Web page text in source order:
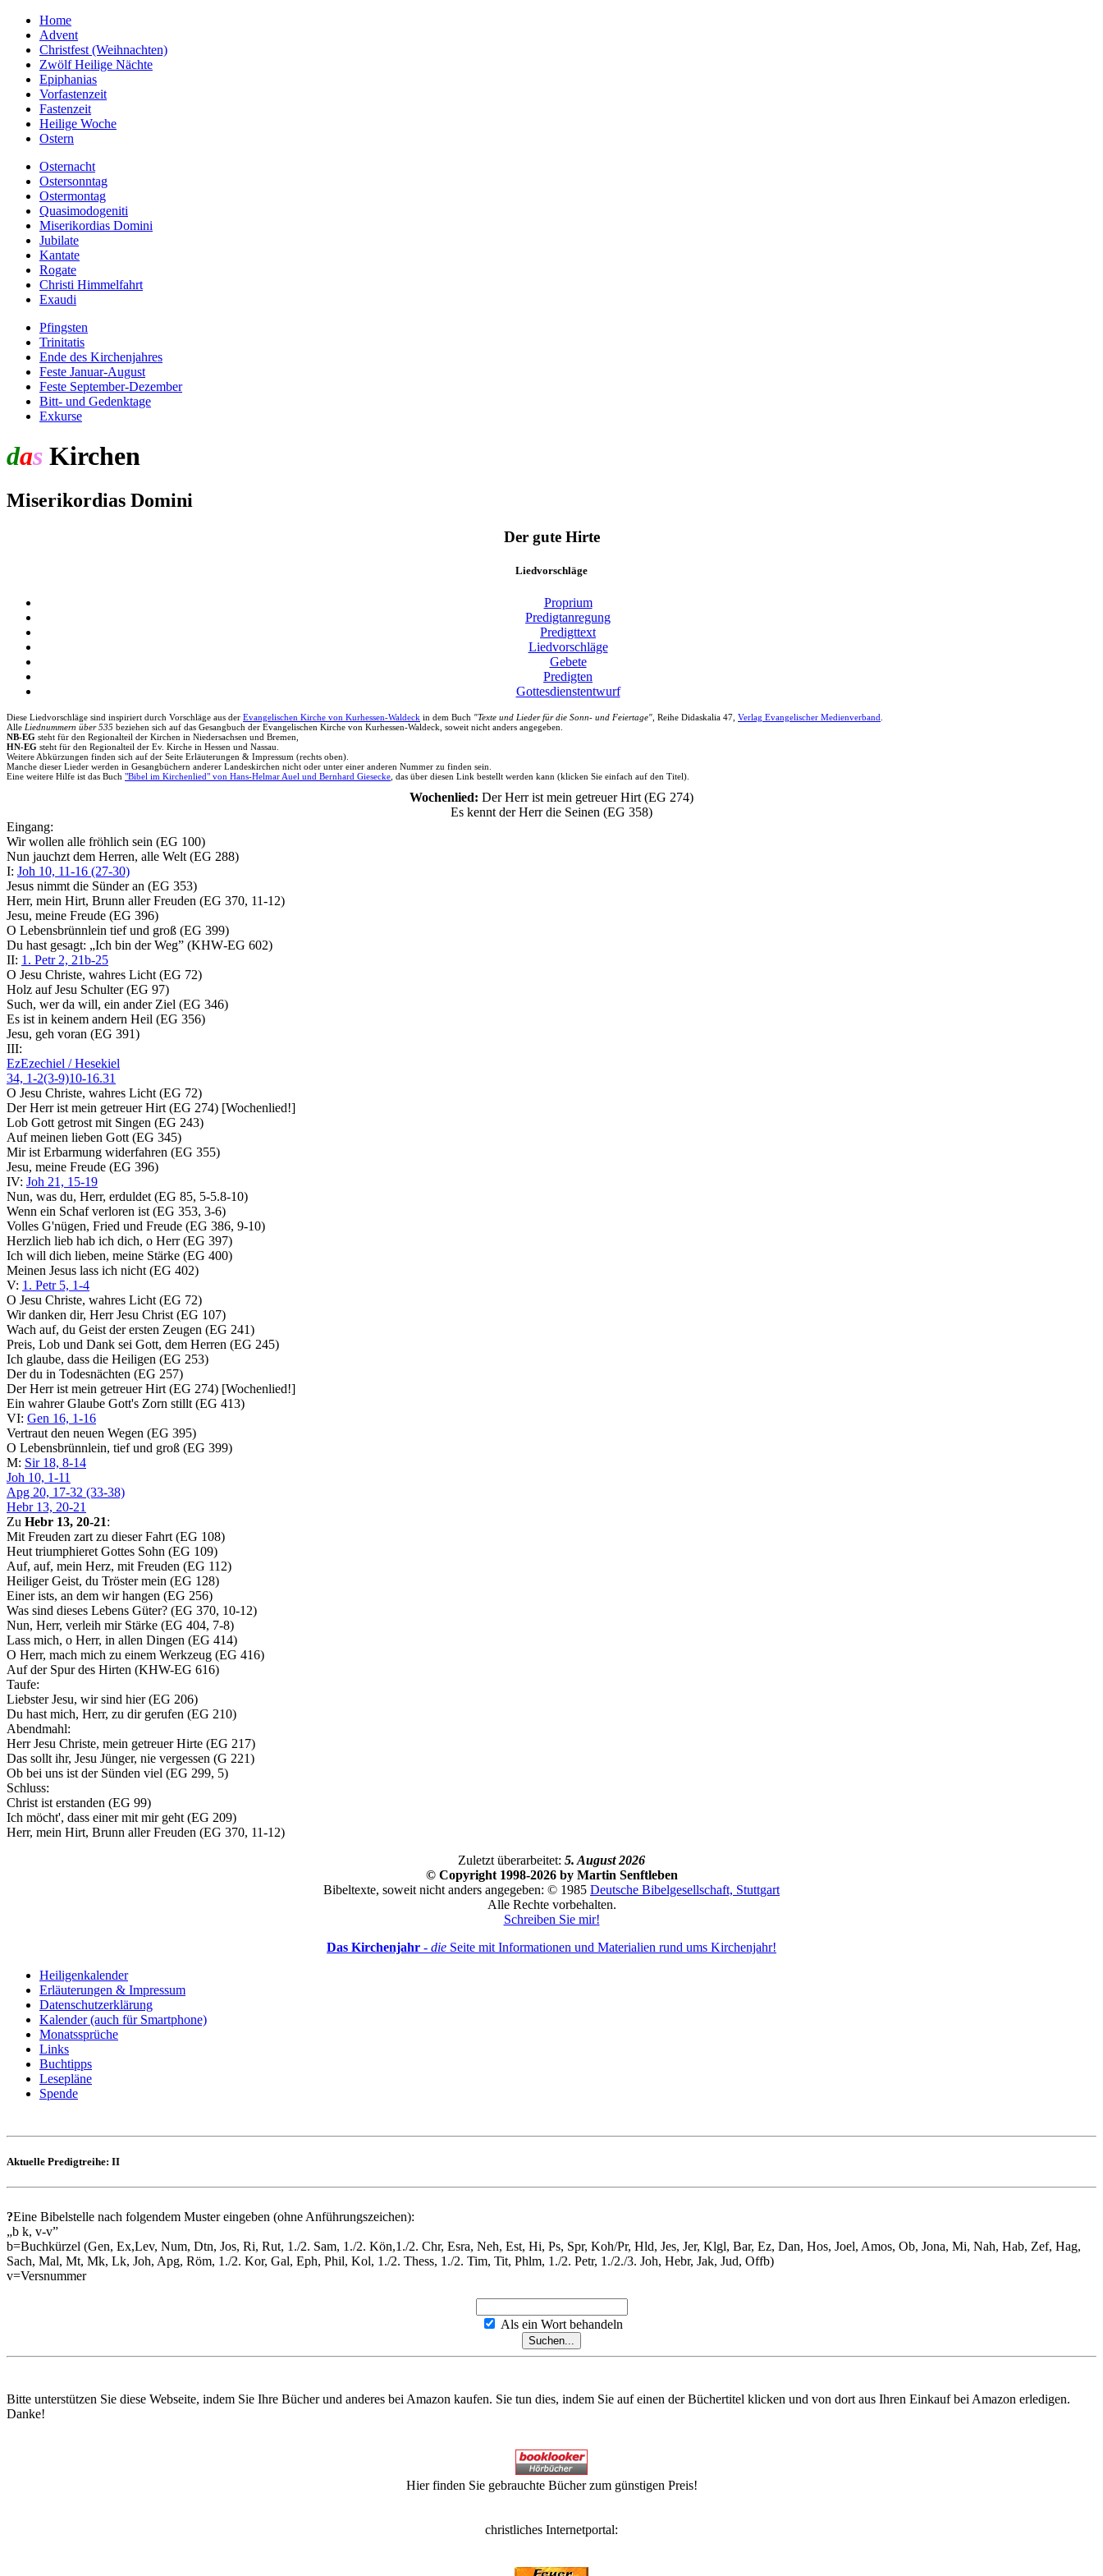
Home
Advent
Christfest (Weihnachten)
Zwölf Heilige Nächte
Epiphanias
Vorfastenzeit
Fastenzeit
Heilige Woche
Ostern
Osternacht
Ostersonntag
Ostermontag
Quasimodogeniti
Miserikordias Domini
Jubilate
Kantate
Rogate
Christi Himmelfahrt
Exaudi
Pfingsten
Trinitatis
Ende des Kirchenjahres
Feste Januar-August
Feste September-Dezember
Bitt- und Gedenktage
Exkurse
das Kirchen
Miserikordias Domini
Der gute Hirte
Liedvorschläge
Proprium
Predigtanregung
Predigttext
Liedvorschläge
Gebete
Predigten
Gottesdienstentwurf
Diese Liedvorschläge sind inspiriert durch Vorschläge aus der Evangelischen Kirche von Kurhessen-Waldeck in dem Buch "Texte und Lieder für die Sonn- und Feiertage" , Reihe Didaskalia 47, Verlag Evangelischer Medienverband
Alle Liednummern über 535 beziehen sich auf das Gesangbuch der Evangelischen Kirche von Kurhessen-Waldeck, soweit nicht anders angegeben.
NB-EG steht für den Regionalteil der Kirchen in Niedersachsen und Bremen,
HN-EG steht für den Regionalteil der Ev. Kirche in Hessen und Nassau.
Weitere Abkürzungen finden sich auf der Seite Erläuterungen & Impressum (rechts oben).
Manche dieser Lieder werden in Gesangbüchern anderer Landeskirchen nicht oder unter einer anderen Nummer zu finden sein.
Eine weitere Hilfe ist das Buch "Bibel im Kirchenlied" von Hans-Helmar Auel und Bernhard Giesecke , das über diesen Link bestellt werden kann (klicken Sie einfach auf den Titel).
Wochenlied: Der Herr ist mein getreuer Hirt (EG 274)
Es kennt der Herr die Seinen (EG 358)
Eingang:
Wir wollen alle fröhlich sein (EG 100)
Nun jauchzt dem Herren, alle Welt (EG 288)
I: Joh 10, 11-16 (27-30)
Jesus nimmt die Sünder an (EG 353)
Herr, mein Hirt, Brunn aller Freuden (EG 370, 11-12)
Jesu, meine Freude (EG 396)
O Lebensbrünnlein tief und groß (EG 399)
Du hast gesagt: „Ich bin der Weg” (KHW-EG 602)
II: 1. Petr 2, 21b-25
O Jesu Christe, wahres Licht (EG 72)
Holz auf Jesu Schulter (EG 97)
Such, wer da will, ein ander Ziel (EG 346)
Es ist in keinem andern Heil (EG 356)
Jesu, geh voran (EG 391)
III:
EzEzechiel / Hesekiel
34, 1-2(3-9)10-16.31
O Jesu Christe, wahres Licht (EG 72)
Der Herr ist mein getreuer Hirt (EG 274) [Wochenlied!]
Lob Gott getrost mit Singen (EG 243)
Auf meinen lieben Gott (EG 345)
Mir ist Erbarmung widerfahren (EG 355)
Jesu, meine Freude (EG 396)
IV: Joh 21, 15-19
Nun, was du, Herr, erduldet (EG 85, 5-5.8-10)
Wenn ein Schaf verloren ist (EG 353, 3-6)
Volles G'nügen, Fried und Freude (EG 386, 9-10)
Herzlich lieb hab ich dich, o Herr (EG 397)
Ich will dich lieben, meine Stärke (EG 400)
Meinen Jesus lass ich nicht (EG 402)
V: 1. Petr 5, 1-4
O Jesu Christe, wahres Licht (EG 72)
Wir danken dir, Herr Jesu Christ (EG 107)
Wach auf, du Geist der ersten Zeugen (EG 241)
Preis, Lob und Dank sei Gott, dem Herren (EG 245)
Ich glaube, dass die Heiligen (EG 253)
Der du in Todesnächten (EG 257)
Der Herr ist mein getreuer Hirt (EG 274) [Wochenlied!]
Ein wahrer Glaube Gott's Zorn stillt (EG 413)
VI: Gen 16, 1-16
Vertraut den neuen Wegen (EG 395)
O Lebensbrünnlein, tief und groß (EG 399)
M: Sir 18, 8-14
Joh 10, 1-11
Apg 20, 17-32 (33-38)
Hebr 13, 20-21
Zu Hebr 13, 20-21:
Mit Freuden zart zu dieser Fahrt (EG 108)
Heut triumphieret Gottes Sohn (EG 109)
Auf, auf, mein Herz, mit Freuden (EG 112)
Heiliger Geist, du Tröster mein (EG 128)
Einer ists, an dem wir hangen (EG 256)
Was sind dieses Lebens Güter? (EG 370, 10-12)
Nun, Herr, verleih mir Stärke (EG 404, 7-8)
Lass mich, o Herr, in allen Dingen (EG 414)
O Herr, mach mich zu einem Werkzeug (EG 416)
Auf der Spur des Hirten (KHW-EG 616)
Taufe:
Liebster Jesu, wir sind hier (EG 206)
Du hast mich, Herr, zu dir gerufen (EG 210)
Abendmahl:
Herr Jesu Christe, mein getreuer Hirte (EG 217)
Das sollt ihr, Jesu Jünger, nie vergessen (G 221)
Ob bei uns ist der Sünden viel (EG 299, 5)
Schluss:
Christ ist erstanden (EG 99)
Ich möcht', dass einer mit mir geht (EG 209)
Herr, mein Hirt, Brunn aller Freuden (EG 370, 11-12)
Zuletzt überarbeitet: 5. August 2026
© Copyright 1998-2026 by Martin Senftleben
Bibeltexte, soweit nicht anders angegeben: © 1985 Deutsche Bibelgesellschaft, Stuttgart
Alle Rechte vorbehalten.
Schreiben Sie mir!
Das Kirchenjahr - die Seite mit Informationen und Materialien rund ums Kirchenjahr!
Heiligenkalender
Erläuterungen & Impressum
Datenschutzerklärung
Kalender (auch für Smartphone)
Monatssprüche
Links
Buchtipps
Lesepläne
Spende
Aktuelle Predigtreihe: II
?Eine Bibelstelle nach folgendem Muster eingeben (ohne Anführungszeichen):
„b k, v-v”
b=Buchkürzel (Gen, Ex,Lev, Num, Dtn, Jos, Ri, Rut, 1./2. Sam, 1./2. Kön,1./2. Chr, Esra, Neh, Est, Hi, Ps, Spr, Koh/Pr, Hld, Jes, Jer, Klgl, Bar, Ez, Dan, Hos, Joel, Amos, Ob, Jona, Mi, Nah, Hab, Zef, Hag,
Sach, Mal, Mt, Mk, Lk, Joh, Apg, Röm, 1./2. Kor, Gal, Eph, Phil, Kol, 1./2. Thess, 1./2. Tim, Tit, Phlm, 1./2. Petr, 1./2./3. Joh, Hebr, Jak, Jud, Offb)
v=Versnummer
Als ein Wort behandeln
Bitte unterstützen Sie diese Webseite, indem Sie Ihre Bücher und anderes bei Amazon kaufen. Sie tun dies, indem Sie auf einen der Büchertitel klicken und von dort aus Ihren Einkauf bei Amazon erledigen.
Danke!
Hier finden Sie gebrauchte Bücher zum günstigen Preis!
christliches Internetportal: